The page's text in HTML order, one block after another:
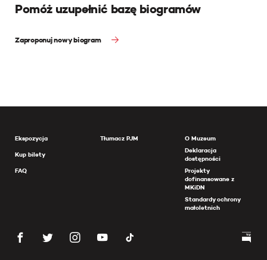
Pomóż uzupełnić bazę biogramów
Zaproponuj nowy biogram
Ekspozycja
Kup bilety
FAQ
Tłumacz PJM
O Muzeum
Deklaracja
dostępności
Projekty
dofinansowane z
MKiDN
Standardy ochrony
małoletnich